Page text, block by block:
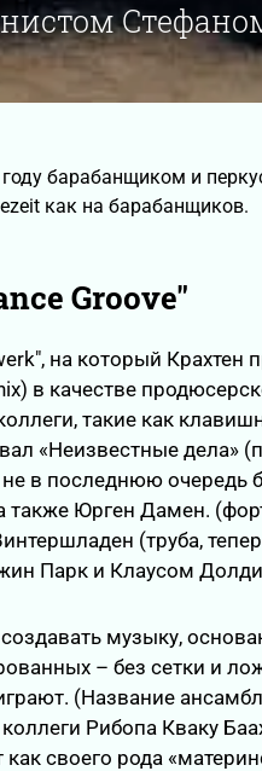
барабанщиком и
как на барабанщиков.
Groove"
на который Крахтен
в качестве
такие как
«Неизвестные дела»
не в последнюю очередь
также Юрген Дамен.
(труба,
Парк и Клаусом
музыку,
– без сетки и
(Название
Рибопа Кваку
своего рода